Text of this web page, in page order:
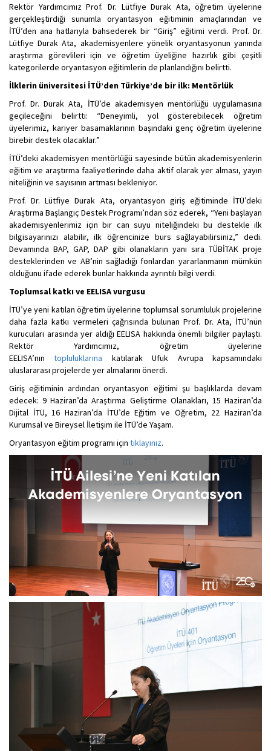
Rektör Yardımcımız Prof. Dr. Lütfiye Durak Ata, öğretim üyelerine
gerçekleştirdiği sunumla oryantasyon eğitiminin amaçlarından ve
İTÜ’den ana hatlarıyla bahsederek bir “Giriş” eğitimi verdi. Prof. Dr.
Lütfiye Durak Ata, akademisyenlere yönelik oryantasyonun yanında
araştırma görevlileri için ve öğretim üyeliğine hazırlık gibi çeşitli
kategorilerde oryantasyon eğitimlerin de planlandığını belirtti.
İlklerin üniversitesi İTÜ’den Türkiye’de bir ilk: Mentörlük
Prof. Dr. Durak Ata, İTÜ’de akademisyen mentörlüğü uygulamasına
geçileceğini belirtti: “Deneyimli, yol gösterebilecek öğretim
üyelerimiz, kariyer basamaklarının başındaki genç öğretim üyelerine
birebir destek olacaklar.”
İTÜ’deki akademisyen mentörlüğü sayesinde bütün akademisyenlerin
eğitim ve araştırma faaliyetlerinde daha aktif olarak yer alması, yayın
niteliğinin ve sayısının artması bekleniyor.
Prof. Dr. Lütfiye Durak Ata, oryantasyon giriş eğitiminde İTÜ’deki
Araştırma Başlangıç Destek Programı’ndan söz ederek, “Yeni başlayan
akademisyenlerimiz için bir can suyu niteliğindeki bu destekle ilk
bilgisayarınızı alabilir, ilk öğrencinize burs sağlayabilirsiniz,” dedi.
Devamında BAP, GAP, DAP gibi olanakların yanı sıra TÜBİTAK proje
desteklerinden ve AB’nin sağladığı fonlardan yararlanmanın mümkün
olduğunu ifade ederek bunlar hakkında ayrıntılı bilgi verdi.
Toplumsal katkı ve EELISA vurgusu
İTÜ’ye yeni katılan öğretim üyelerine toplumsal sorumluluk projelerine
daha fazla katkı vermeleri çağrısında bulunan Prof. Dr. Ata, İTÜ’nün
kurucuları arasında yer aldığı EELISA hakkında önemli bilgiler paylaştı.
Rektör Yardımcımız, öğretim üyelerine
EELISA’nıntopluluklarına katılarak Ufuk Avrupa kapsamındaki
uluslararası projelerde yer almalarını önerdi.
Giriş eğitiminin ardından oryantasyon eğitimi şu başlıklarda devam
edecek: 9 Haziran’da Araştırma Geliştirme Olanakları, 15 Haziran’da
Dijital İTÜ, 16 Haziran’da İTÜ’de Eğitim ve Öğretim, 22 Haziran’da
Kurumsal ve Bireysel İletişim ile İTÜ’de Yaşam.
Oryantasyon eğitim programı için tıklayınız.